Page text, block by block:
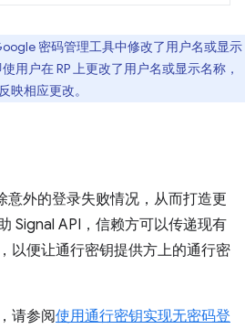
密码管理工具中修改了用户名或显示
用户在 RP 上更改了用户名或显示名称，
映相应更改。
意外的登录失败情况，从而打造更
Signal API，信赖方可以传递现有
以便让通行密钥提供方上的通行密
请参阅使用通行密钥实现无密码登